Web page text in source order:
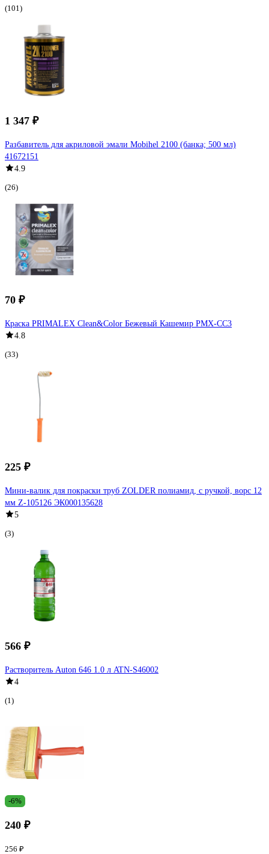
(101)
1 347 ₽
Разбавитель для акриловой эмали Mobihel 2100 (банка; 500 мл)
41672151
4.9
(26)
70 ₽
Краска PRIMALEX Clean&Color Бежевый Кашемир PMX-CC3
4.8
(33)
225 ₽
Мини-валик для покраски труб ZOLDER полиамид, с ручкой, ворс 12
мм Z-105126 ЭК000135628
5
(3)
566 ₽
Растворитель Auton 646 1.0 л ATN-S46002
4
(1)
-6%
240 ₽
256 ₽